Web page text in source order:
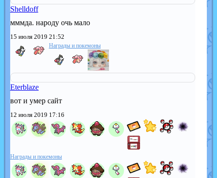
Shelldoff
мммда. народу очь мало
15 июля 2019 21:52
Награды и покемоны
Eterblaze
вот и умер сайт
12 июля 2019 17:16
Награды и покемоны